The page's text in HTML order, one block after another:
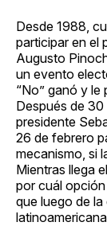
Desde 1988,
participar en el
Augusto
un evento
“No” ganó y le
Después de
presidente
26 de febrero
mecanismo, si
Mientras llega
por cuál
que luego de